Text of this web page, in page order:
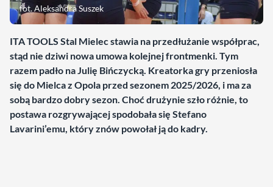
fot. Aleksandra Suszek
ITA TOOLS Stal Mielec stawia na przedłużanie współprac,
stąd nie dziwi nowa umowa kolejnej frontmenki. Tym
razem padło na Julię Bińczycką. Kreatorka gry przeniosła
się do Mielca z Opola przed sezonem 2025/2026, i ma za
sobą bardzo dobry sezon. Choć drużynie szło różnie, to
postawa rozgrywającej spodobała się Stefano
Lavarini’emu, który znów powołał ją do kadry.